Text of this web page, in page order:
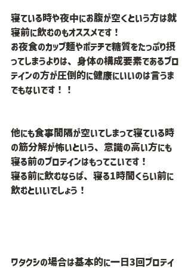
寝ている時や夜中にお腹が空くという方は就
寝前に飲むのもオススメです！
お夜食のカップ麺やポテチで糖質をたっぷり摂
ってしまうよりは、身体の構成要素であるプロ
テインの方が圧倒的に健康にいいのは言うま
でもないです！！
他にも食事間隔が空いてしまって寝ている時
の筋分解が怖いという、意識の高い方にも
寝る前のプロテインはもってこいです！
寝る前に飲むならば、寝る1時間くらい前に
飲むといいでしょう！
ワタクシの場合は基本的に一日3回プロテイ